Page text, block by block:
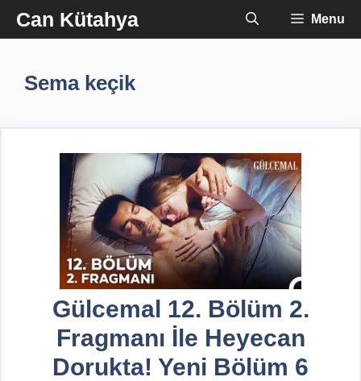
İçeriğe
atlaCan Kütahya Menu
Sema keçik
Gülcemal 12. Bölüm 2.
Fragmanı İle Heyecan
Dorukta! Yeni Bölüm 6